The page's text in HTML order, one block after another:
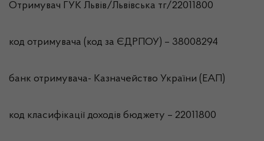
Отримувач ГУК Львiв/Львівська тг/22011800
код отримувача (код за ЄДРПОУ) – 38008294
банк отримувача- Казначейство України (ЕАП)
код класифікації доходів бюджету – 22011800